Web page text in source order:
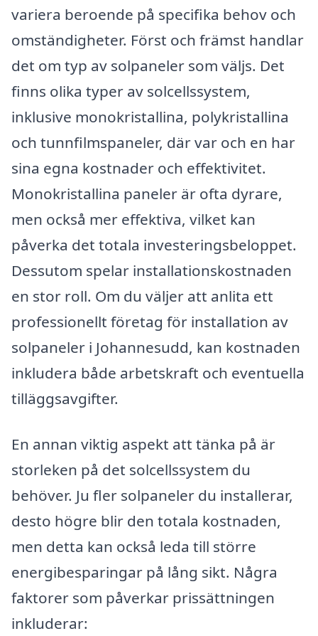
variera beroende på specifika behov och
omständigheter. Först och främst handlar
det om typ av solpaneler som väljs. Det
finns olika typer av solcellssystem,
inklusive monokristallina, polykristallina
och tunnfilmspaneler, där var och en har
sina egna kostnader och effektivitet.
Monokristallina paneler är ofta dyrare,
men också mer effektiva, vilket kan
påverka det totala investeringsbeloppet.
Dessutom spelar installationskostnaden
en stor roll. Om du väljer att anlita ett
professionellt företag för installation av
solpaneler i Johannesudd, kan kostnaden
inkludera både arbetskraft och eventuella
tilläggsavgifter.
En annan viktig aspekt att tänka på är
storleken på det solcellssystem du
behöver. Ju fler solpaneler du installerar,
desto högre blir den totala kostnaden,
men detta kan också leda till större
energibesparingar på lång sikt. Några
faktorer som påverkar prissättningen
inkluderar: